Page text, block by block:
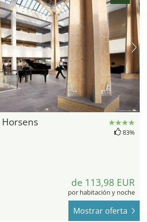
83%
de 113,98 EUR
por habitación y noche
Mostrar oferta